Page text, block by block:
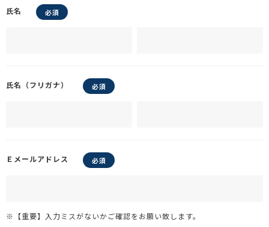
氏名
氏名（フリガナ）
Ｅメールアドレス
※【重要】入力ミスがないかご確認をお願い致します。